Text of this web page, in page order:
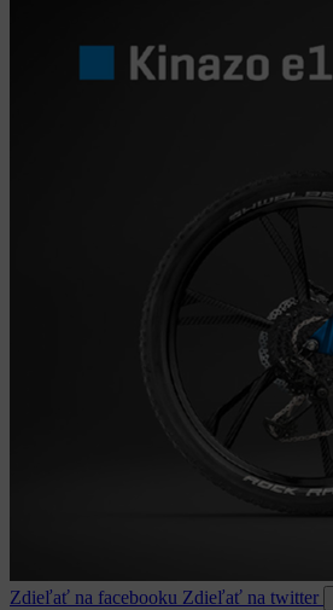
Zdieľať na facebooku Zdieľať na twitter